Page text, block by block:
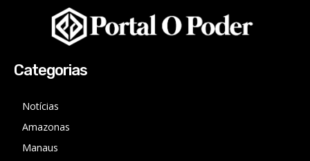
Categorias
Notícias
Amazonas
Manaus